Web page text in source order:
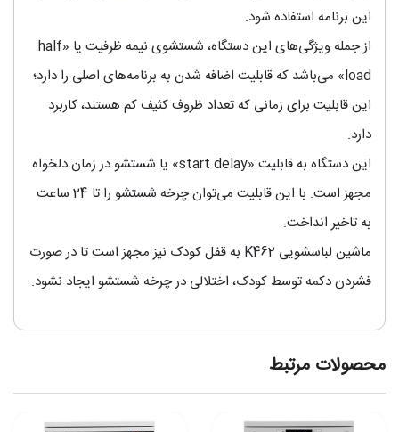
این برنامه استفاده شود.
از جمله ویژگی‌های این دستگاه، شستشوی نیمه ظرفیت یا «half
load» می‌باشد که قابلیت اضافه شدن به برنامه‎‌های اصلی را دارد؛
این قابلیت برای زمانی که تعداد ظروف کثیف کم هستند، کاربرد
دارد.
این دستگاه به قابلیت «start delay» یا شستشو در زمان دلخواه
مجهز است. با این قابلیت می‌توان چرخه شستشو را تا 24 ساعت
به تاخیر انداخت.
ماشین لباسشویی K462 به قفل کودک نیز مجهز است تا در صورت
فشردن دکمه توسط کودک، اختلالی در چرخه شستشو ایجاد نشود.
محصولات مرتبط